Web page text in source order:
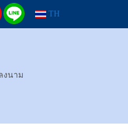
TH
งนาม